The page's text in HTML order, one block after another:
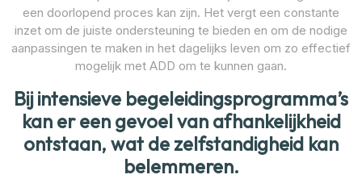
een doorlopend proces kan zijn. Het vergt een constante
inzet om de juiste ondersteuning te bieden en om de nodige
aanpassingen te maken in het dagelijks leven om zo effectief
mogelijk met ADD om te kunnen gaan.
Bij intensieve begeleidingsprogramma’s
kan er een gevoel van afhankelijkheid
ontstaan, wat de zelfstandigheid kan
belemmeren.